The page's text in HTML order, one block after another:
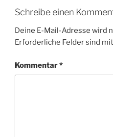
Schreibe einen
Deine E-Mail-Adresse wird
Erforderliche Felder sind mit
Kommentar*